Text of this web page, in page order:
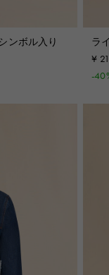
ンボル入り
ラ
ケ
¥
-